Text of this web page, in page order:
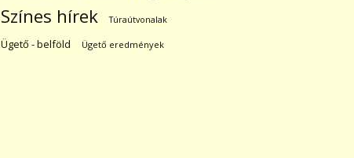
Színes hírek Túraútvonalak
Ügető - belföld Ügető eredmények